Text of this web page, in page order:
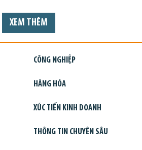
XEM THÊM
CÔNG NGHIỆP
HÀNG HÓA
XÚC TIẾN KINH DOANH
THÔNG TIN CHUYÊN SÂU